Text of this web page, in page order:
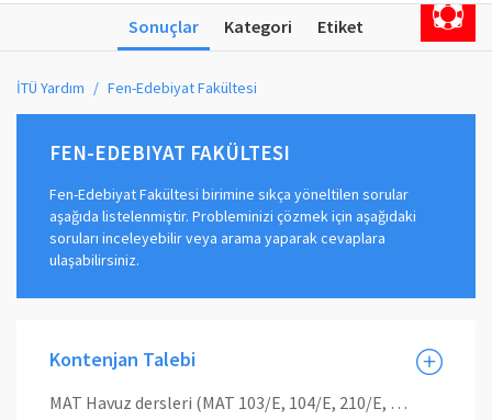
Sonuçlar Kategori Etiket
İTÜ Yardım Fen-Edebiyat Fakültesi
FEN-EDEBIYAT FAKÜLTESI
Fen-Edebiyat Fakültesi birimine sıkça yöneltilen sorular
aşağıda listelenmiştir. Probleminizi çözmek için aşağıdaki
soruları inceleyebilir veya arama yaparak cevaplara
ulaşabilirsiniz.
Kontenjan Talebi
MAT Havuz dersleri (MAT 103/E, 104/E, 210/E, 261/E) için kontenjan artırım talebinde bulunulmasına veya bu yönde dilekçe verilmesine gerek yoktur. Derslere kaç kişinin daha kayıt olmak istediği bilgisi otomasyon üzerinden saptanmaktadır. Matematik Bölümü, olanaklar (öğretim elemanı, derslik, vb.) el verdiği sürece kontenjan artımı yapacaktır.